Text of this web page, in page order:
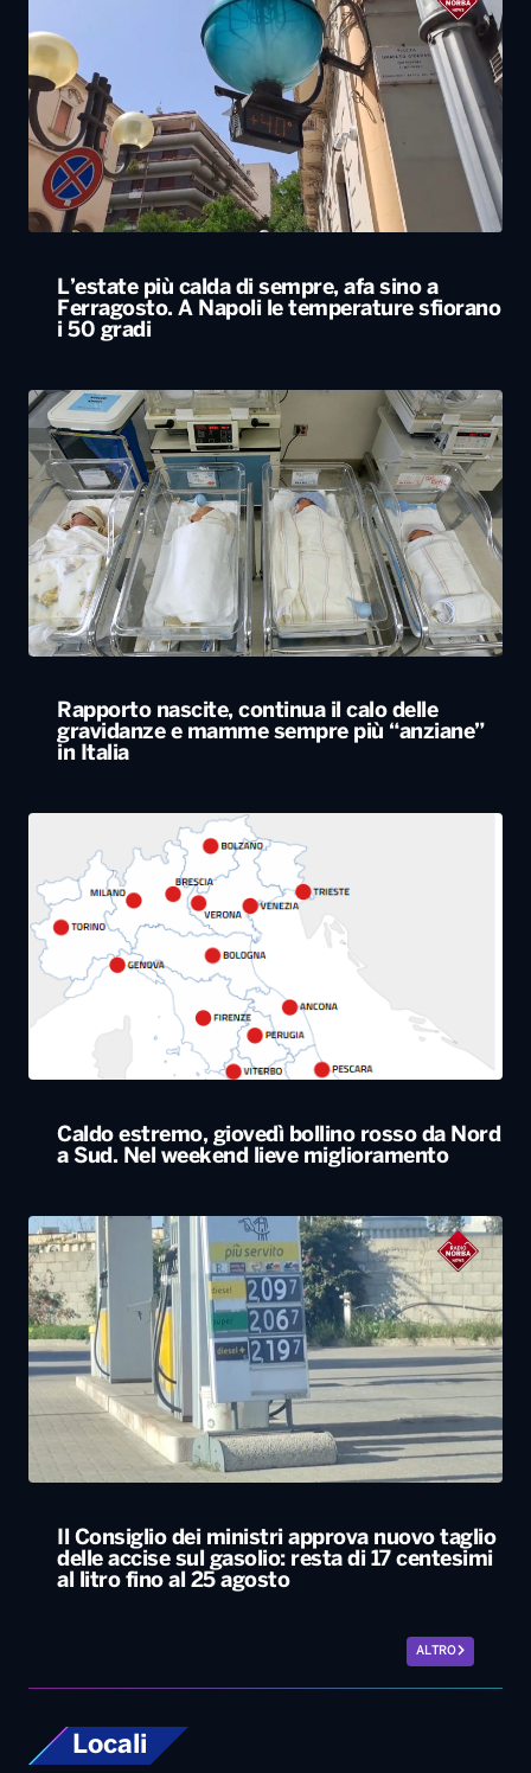
L’estate più calda di sempre, afa sino a
Ferragosto. A Napoli le temperature sfiorano
i 50 gradi
Rapporto nascite, continua il calo delle
gravidanze e mamme sempre più “anziane”
in Italia
Caldo estremo, giovedì bollino rosso da Nord
a Sud. Nel weekend lieve miglioramento
Il Consiglio dei ministri approva nuovo taglio
delle accise sul gasolio: resta di 17 centesimi
al litro fino al 25 agosto
Locali